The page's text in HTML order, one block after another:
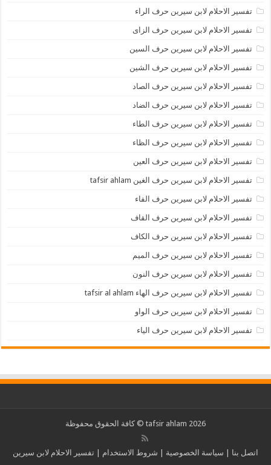
تفسير الاحلام لابن سيرين حرف الراء
تفسير الاحلام لابن سيرين حرف الزاى
تفسير الاحلام لابن سيرين حرف السين
تفسير الاحلام لابن سيرين حرف الشين
تفسير الاحلام لابن سيرين حرف الصاد
تفسير الاحلام لابن سيرين حرف الضاد
تفسير الاحلام لابن سيرين حرف الطاء
تفسير الاحلام لابن سيرين حرف الظاء
تفسير الاحلام لابن سيرين حرف العين
تفسير الاحلام لابن سيرين حرف الغين tafsir ahlam
تفسير الاحلام لابن سيرين حرف الفاء
تفسير الاحلام لابن سيرين حرف القاف
تفسير الاحلام لابن سيرين حرف الكاف
تفسير الاحلام لابن سيرين حرف الميم
تفسير الاحلام لابن سيرين حرف النون
تفسير الاحلام لابن سيرين حرف الهاء tafsir al ahlam
تفسير الاحلام لابن سيرين حرف الواو
تفسير الاحلام لابن سيرين حرف الياء
2026 tafsir ahlam © كافة الحقوق محفوظة
اتصل بنا سياسة الخصوصية شروط الاستخدام تفسير الاحلام لابن سيرين